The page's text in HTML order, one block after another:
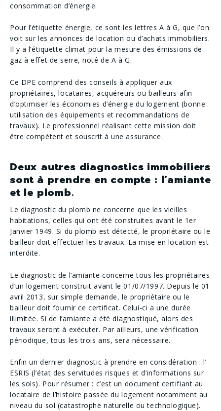
consommation d’énergie.
Pour l’étiquette énergie, ce sont les lettres A à G, que l’on
voit sur les annonces de location ou d’achats immobiliers.
Il y a l’étiquette climat pour la mesure des émissions de
gaz à effet de serre, noté de A à G.
Ce DPE comprend des conseils à appliquer aux
propriétaires, locataires, acquéreurs ou bailleurs afin
d’optimiser les économies d’énergie du logement (bonne
utilisation des équipements et recommandations de
travaux). Le professionnel réalisant cette mission doit
être compétent et souscrit à une assurance.
Deux autres diagnostics immobiliers
sont à prendre en compte : ​l’amiante
et le plomb​.
Le diagnostic du plomb ne concerne que les vieilles
habitations, celles qui ont été construites avant le 1er
Janvier 1949.​ Si du plomb est détecté, le propriétaire ou le
bailleur doit effectuer les travaux. La mise en location est
interdite.
Le diagnostic de l’amiante concerne tous les propriétaires
d’un logement construit ​avant le 01/07/1997​. Depuis le 01
avril 2013, sur simple demande, le propriétaire ou le
bailleur doit fournir ce certificat. Celui-ci a une durée
illimitée. Si de l’amiante a été diagnostiqué, alors des
travaux seront à exécuter. Par ailleurs, une vérification
périodique, tous les trois ans, sera nécessaire.
Enfin un dernier diagnostic à prendre en considération : l’​
ESRIS​ (l’état des servitudes risques et d’informations sur
les sols). Pour résumer : c’est un document certifiant au
locataire de l’histoire passée du logement notamment au
niveau du sol (catastrophe naturelle ou technologique).